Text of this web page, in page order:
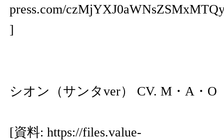
press.com/
]
シオン（サンタver） CV. M・A・O
[資料: https://files.value-